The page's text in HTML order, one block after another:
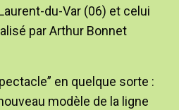
du-Var (06) et celui
par Arthur Bonnet
en quelque sorte :
modèle de la ligne